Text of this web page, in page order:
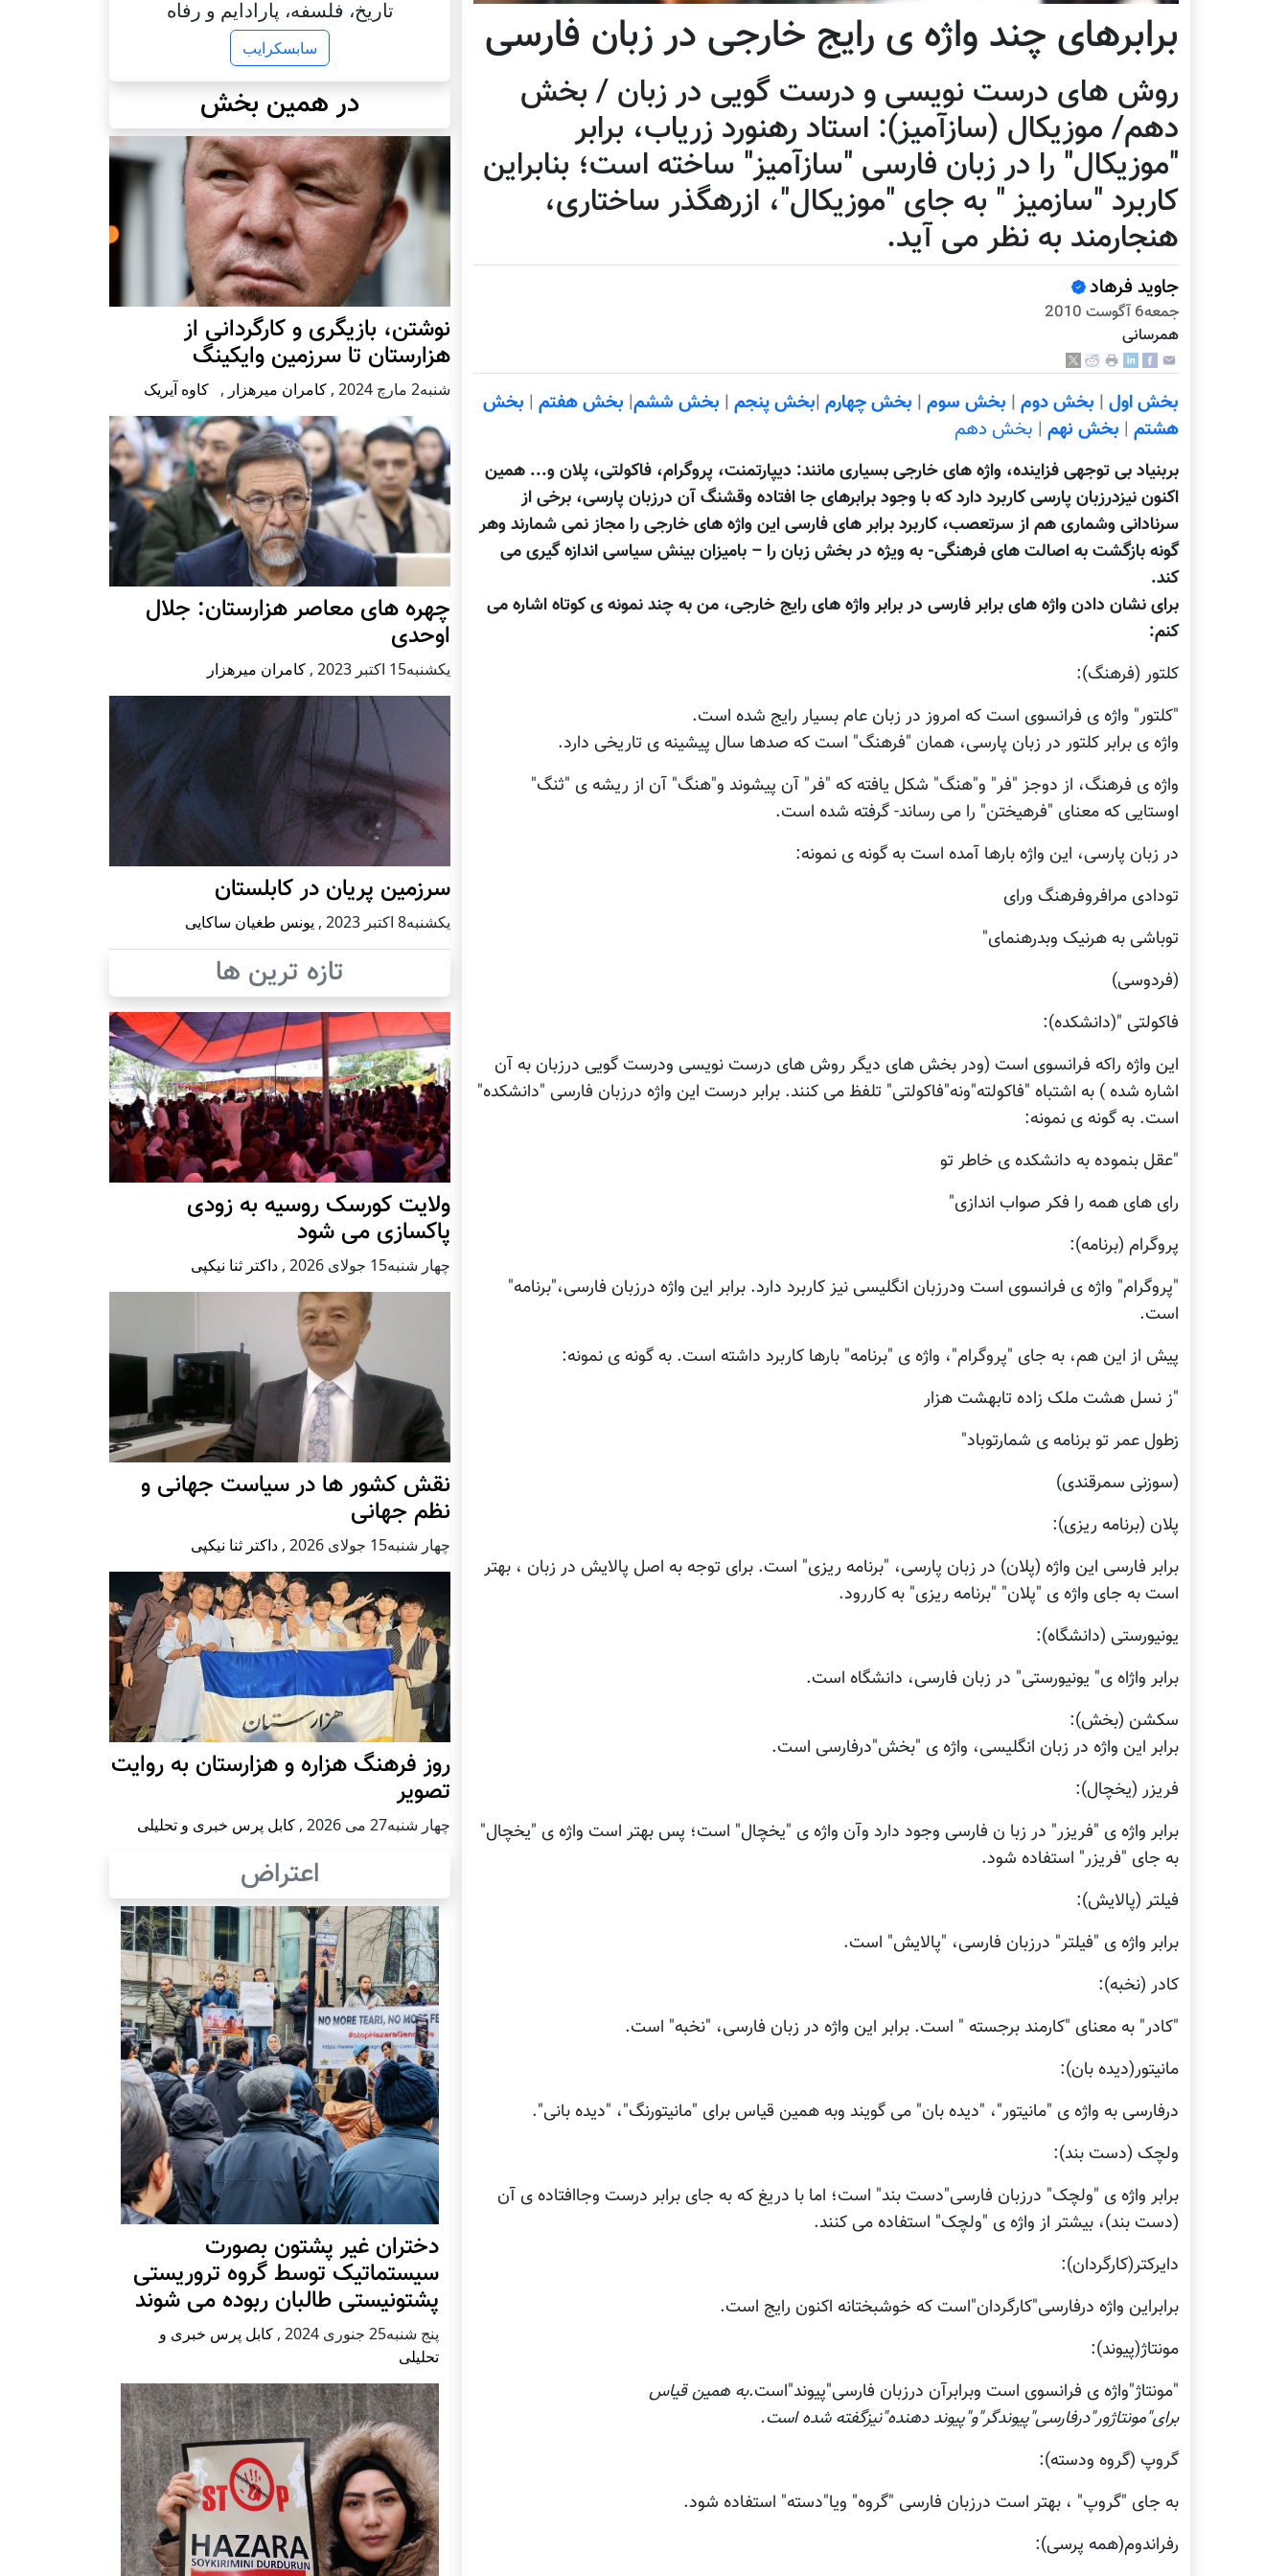
برابرهای چند واژه ی رایج خارجی در زبان فارسی
روش های درست نویسی و درست گویی در زبان / بخش
دهم/ موزیکال (سازآمیز): استاد رهنورد زریاب، برابر
"موزیکال" را در زبان فارسی "سازآمیز" ساخته است؛ بنابراین
کاربرد "سازمیز " به جای "موزیکال"، ازرهگذر ساختاری،
هنجارمند به نظر می آید.
جاويد فرهاد
جمعه6 آگوست 2010
همرسانی
بخش اول | بخش دوم | بخش سوم | بخش چهارم |بخش پنجم | بخش ششم| بخش هفتم | بخش
هشتم | بخش نهم | بخش دهم
بربنیاد بی توجهی فزاینده، واژه های خارجی بسیاری مانند: دیپارتمنت، پروگرام، فاکولتی، پلان و... همین
اکنون نیزدرزبان پارسی کاربرد دارد که با وجود برابرهای جا افتاده وقشنگ آن درزبان پارسی، برخی از
سرنادانی وشماری هم از سرتعصب، کاربرد برابر های فارسی این واژه های خارجی را مجاز نمی شمارند وهر
گونه بازگشت به اصالت های فرهنگی- به ویژه در بخش زبان را – بامیزان بینش سیاسی اندازه گیری می
کند.
برای نشان دادن واژه های برابر فارسی در برابر واژه های رایج خارجی، من به چند نمونه ی کوتاه اشاره می
کنم:
کلتور (فرهنگ):
"کلتور" واژه ی فرانسوی است که امروز در زبان عام بسیار رایج شده است.
واژه ی برابر کلتور در زبان پارسی، همان "فرهنگ" است که صدها سال پیشینه ی تاریخی دارد.
واژه ی فرهنگ، از دوجز "فر" و"هنگ" شکل یافته که "فر" آن پیشوند و"هنگ" آن از ریشه ی "ثنگ"
اوستایی که معنای "فرهیختن" را می رساند- گرفته شده است.
در زبان پارسی، این واژه بارها آمده است به گونه ی نمونه:
تودادی مرافروفرهنگ ورای
توباشی به هرنیک وبدرهنمای"
(فردوسی)
فاکولتی "(دانشکده):
این واژه راکه فرانسوی است (ودر بخش های دیگر روش های درست نویسی ودرست گویی درزبان به آن
اشاره شده ) به اشتباه "فاکولته"ونه"فاکولتی" تلفظ می کنند. برابر درست این واژه درزبان فارسی "دانشکده"
است. به گونه ی نمونه:
"عقل بنموده به دانشکده ی خاطر تو
رای های همه را فکر صواب اندازی"
پروگرام (برنامه):
"پروگرام" واژه ی فرانسوی است ودرزبان انگلیسی نیز کاربرد دارد. برابر این واژه درزبان فارسی،"برنامه"
است.
پیش از این هم، به جای "پروگرام"، واژه ی "برنامه" بارها کاربرد داشته است. به گونه ی نمونه:
"ز نسل هشت ملک زاده تابهشت هزار
زطول عمر تو برنامه ی شمارتوباد"
(سوزنی سمرقندی)
پلان (برنامه ریزی):
برابر فارسی این واژه (پلان) در زبان پارسی، "برنامه ریزی" است. برای توجه به اصل پالایش در زبان ، بهتر
است به جای واژه ی "پلان" "برنامه ریزی" به کاررود.
یونیورستی (دانشگاه):
برابر واژاه ی" یونیورستی" در زبان فارسی، دانشگاه است.
سکشن (بخش):
برابر این واژه در زبان انگلیسی، واژه ی "بخش"درفارسی است.
فریزر (یخچال):
برابر واژه ی "فریزر" در زبا ن فارسی وجود دارد وآن واژه ی "یخچال" است؛ پس بهتر است واژه ی "یخچال"
به جای "فریزر" استفاده شود.
فیلتر (پالایش):
برابر واژه ی "فیلتر" درزبان فارسی، "پالایش" است.
کادر (نخبه):
"کادر" به معنای "کارمند برجسته " است. برابر این واژه در زبان فارسی، "نخبه" است.
مانیتور(دیده بان):
درفارسی به واژه ی "مانیتور"، "دیده بان" می گویند وبه همین قیاس برای "مانیتورنگ"، "دیده بانی".
ولچک (دست بند):
برابر واژه ی "ولچک" درزبان فارسی"دست بند" است؛ اما با دریغ که به جای برابر درست وجاافتاده ی آن
(دست بند)، بیشتر از واژه ی "ولچک" استفاده می کنند.
دایرکتر(کارگردان):
برابراین واژه درفارسی"کارگردان"است که خوشبختانه اکنون رایج است.
مونتاژ(پیوند):
"مونتاژ"واژه ی فرانسوی است وبرابرآن درزبان فارسی"پیوند"است.به همین قیاس
برای"مونتاژور"درفارسی"پیوندگر"و"پیوند دهنده"نیزگفته شده است.
گروپ (گروه ودسته):
به جای "گروپ" ، بهتر است درزبان فارسی "گروه" ویا"دسته" استفاده شود.
رفراندوم(همه پرسی):
تاریخ، فلسفه، پارادایم و رفاه
سابسکرایب
در همین بخش
نوشتن، بازیگری و کارگردانی از
هزارستان تا سرزمین وایکینگ
شنبه2 مارچ 2024 , کامران میرهزار , کاوه آیریک
چهره های معاصر هزارستان: جلال
اوحدی
يكشنبه15 اكتبر 2023 , کامران میرهزار
سرزمین پریان در کابلستان
يكشنبه8 اكتبر 2023 , یونس طغیان ساکایی
تازه ترین ها
ولایت کورسک روسیه به زودی
پاکسازی می شود
چهار شنبه15 جولای 2026 , داکتر ثنا نیکپی
نقش کشور ها در سیاست جهانی و
نظم جهانی
چهار شنبه15 جولای 2026 , داکتر ثنا نیکپی
روز فرهنگ هزاره و هزارستان به روایت
تصویر
چهار شنبه27 می 2026 , کابل پرس خبری و تحلیلی
اعتراض
دختران غیر پشتون بصورت
سیستماتیک توسط گروه تروریستی
پشتونیستی طالبان ربوده می شوند
پنج شنبه25 جنوری 2024 , کابل پرس خبری و
تحلیلی